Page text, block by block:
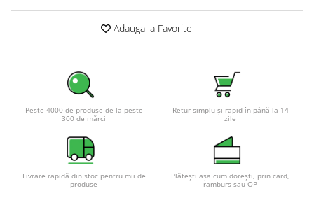
Adauga la Favorite
Peste 4000 de produse de la peste
300 de mărci
Retur simplu și rapid în până la 14
zile
Livrare rapidă din stoc pentru mii de
produse
Plătești așa cum dorești, prin card,
ramburs sau OP